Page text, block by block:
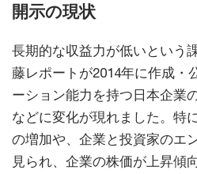
開示の現状
長期的な収益力が低いという
藤レポートが2014年に作成・
ーション能力を持つ日本企業
などに変化が現れました。特
の増加や、企業と投資家のエ
見られ、企業の株価が上昇傾